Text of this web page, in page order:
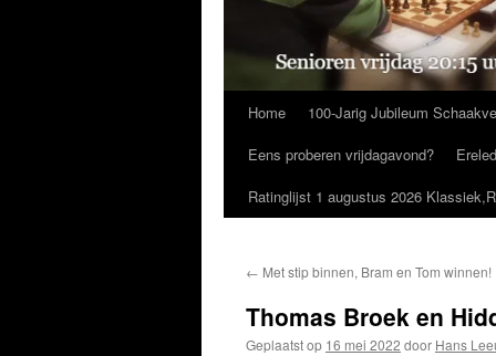
Home
100-Jarig Jubileum
Eens proberen vrijdagavond?
Ratinglijst 1 augustus 2026
← Met stip binnen, Bram en Tom winnen!
Thomas Broek en
Geplaatst op 16 mei 2022 door Hans